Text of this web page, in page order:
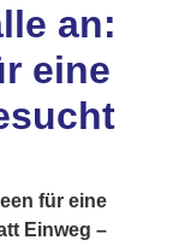
an:
eine
für eine
Einweg –